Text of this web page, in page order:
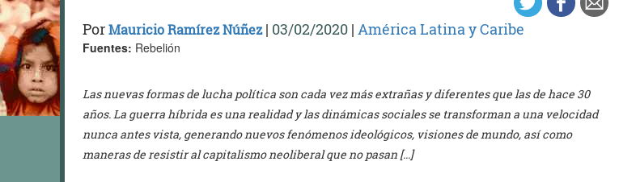
PorMauricio Ramírez Núñez| 03/02/2020 | América Latina y Caribe
Fuentes: Rebelión
Las nuevas formas de lucha política son cada vez más extrañas y diferentes que las de hace 30
años. La guerra híbrida es una realidad y las dinámicas sociales se transforman a una velocidad
nunca antes vista, generando nuevos fenómenos ideológicos, visiones de mundo, así como
maneras de resistir al capitalismo neoliberal que no pasan […]